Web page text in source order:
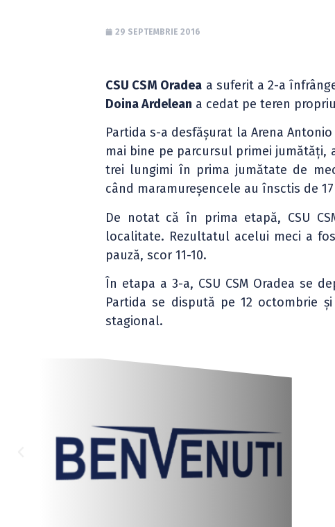
29 SEPTEMBRIE 2016
CSU CSM Oradea a suferit a 2-a
Doina Ardelean a cedat pe teren
Partida s-a desfășurat la Arena
mai bine pe parcursul primei
trei lungimi în prima jumătate de
când maramureșencele au însctis de
De notat că în prima etapă, CSU
localitate. Rezultatul acelui meci a
pauză, scor 11-10.
În etapa a 3-a, CSU CSM Oradea se
Partida se dispută pe 12 octombrie
stagional.